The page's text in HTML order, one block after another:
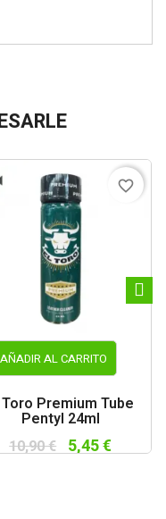
AÑADIR AL CARRITO
Toro Premium Tube
Pentyl 24ml
10,90 € 5,45 €
favorite_border